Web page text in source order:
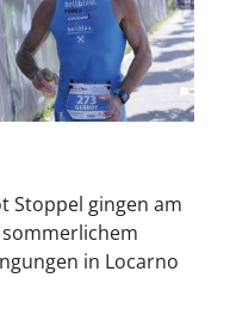
Stoppel gingen am
sommerlichem
in Locarno